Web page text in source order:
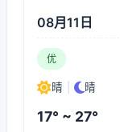
08月11日
优
晴 晴
17° ~ 27°